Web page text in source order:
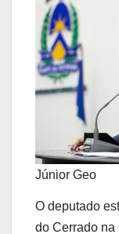
Júnior Geo
O deputado
do Cerrado na